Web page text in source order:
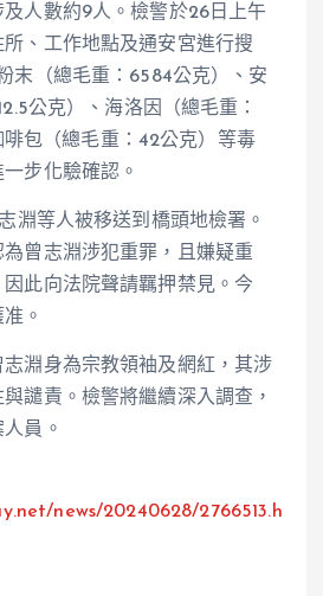
人數約9人。檢警於26日上午
所、工作地點及通安宮進行搜
末（總毛重：6584公克）、安
公克）、海洛因（總毛重：
啡包（總毛重：42公克）等毒
步化驗確認。
淵等人被移送到橋頭地檢署。
曾志淵涉犯重罪，且嫌疑重
此向法院聲請羈押禁見。今
。
淵身為宗教領袖及網紅，其涉
譴責。檢警將繼續深入調查，
員。
news/20240628/2766513.h